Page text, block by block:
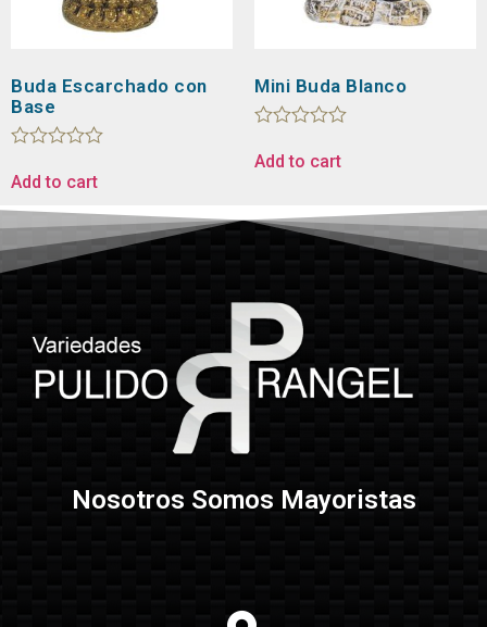
Buda Escarchado con
Base
0
of
5
Add to cart
Mini Buda Blanco
0
Add to cart
Nosotros Somos Mayoristas